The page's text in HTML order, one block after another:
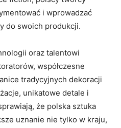
i wprowadzać
do swoich produkcji.⁣
oraz talentowi
współczesne
‌tradycyjnych dekoracji
unikatowe detale i
że polska sztuka
uznanie nie tylko w kraju,